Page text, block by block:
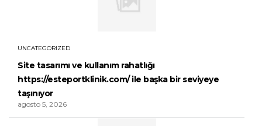
UNCATEGORIZED
Site tasarımı ve kullanım rahatlığı
https://esteportklinik.com/ ile başka bir seviyeye
taşınıyor
agosto 5, 2026